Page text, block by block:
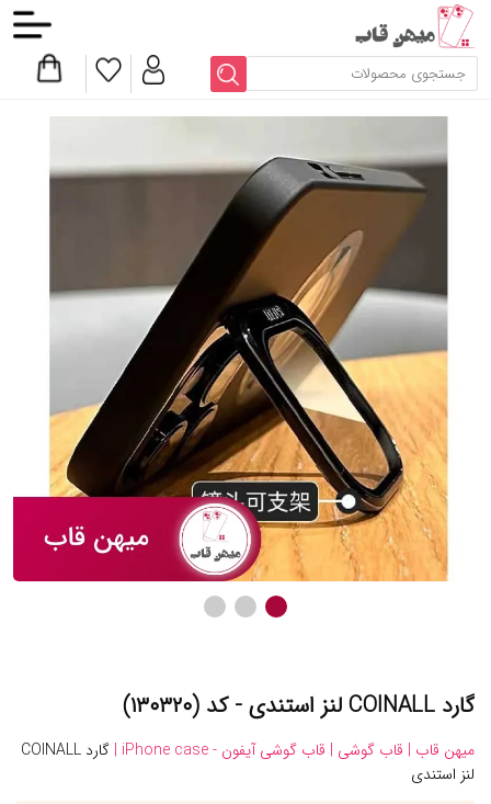
گارد COINALL لنز استندی - کد (۱۳۰۳۲۰)
میهن قاب | قاب گوشی | قاب گوشی آیفون - iPhone case |
گارد COINALL
لنز استندی